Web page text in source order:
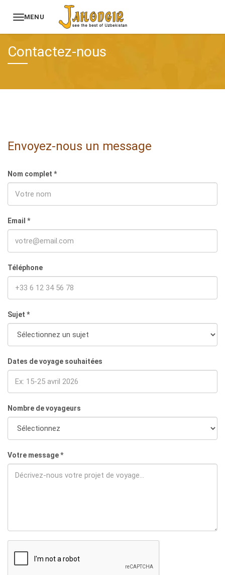
MENU
Contact
Contactez-nous
Envoyez-nous un message
Nom complet *
Email *
Téléphone
Sujet *
Dates de voyage souhaitées
Nombre de voyageurs
Votre message *